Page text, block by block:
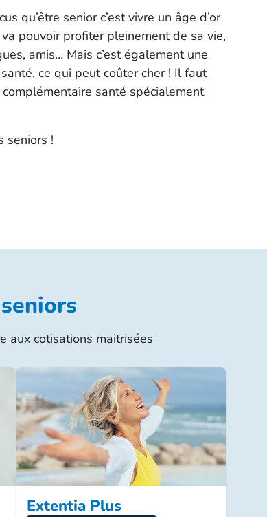
qu’être senior c’est vivre un âge d’or
pouvoir profiter pleinement de sa vie,
amis… Mais c’est également une
ce qui peut coûter cher ! Il faut
santé spécialement
seniors !
aux cotisations maitrisées
Extentia Plus